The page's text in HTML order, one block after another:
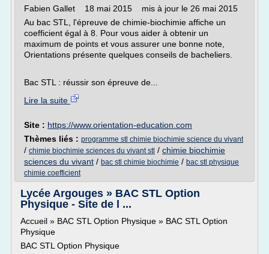
Fabien Gallet 18 mai 2015 mis à jour le 26 mai 2015
Au bac STL, l'épreuve de chimie-biochimie affiche un
coefficient égal à 8. Pour vous aider à obtenir un
maximum de points et vous assurer une bonne note,
Orientations présente quelques conseils de bacheliers.
Bac STL : réussir son épreuve de...
Lire la suite
Site : https://www.orientation-education.com
Thèmes liés : programme stl chimie biochimie science du vivant
/ chimie biochimie sciences du vivant stl / chimie biochimie
sciences du vivant / bac stl chimie biochimie / bac stl physique
chimie coefficient
Lycée Argouges » BAC STL Option
Physique - Site de l ...
Accueil » BAC STL Option Physique » BAC STL Option
Physique
BAC STL Option Physique